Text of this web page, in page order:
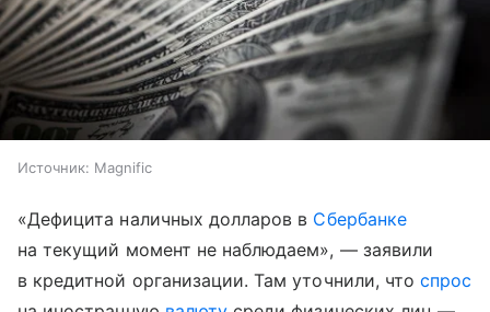
Источник: Magnific
«Дефицита наличных долларов в Сбербанке
на текущий момент не наблюдаем», — заявили
в кредитной организации. Там уточнили, чтоспрос